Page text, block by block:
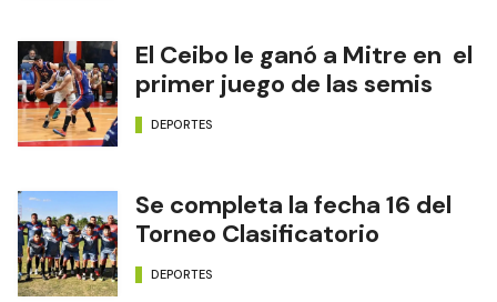
El Ceibo le ganó a Mitre en el
primer juego de las semis
DEPORTES
Se completa la fecha 16 del
Torneo Clasificatorio
DEPORTES